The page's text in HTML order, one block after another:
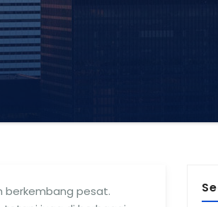
berkembang pesat.